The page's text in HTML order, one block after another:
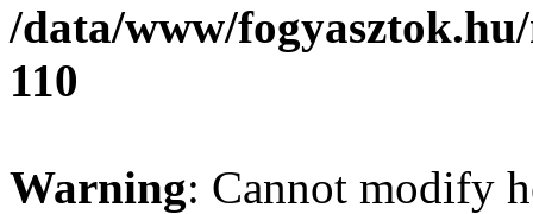
/data/www/
110
Warning: Cannot modify